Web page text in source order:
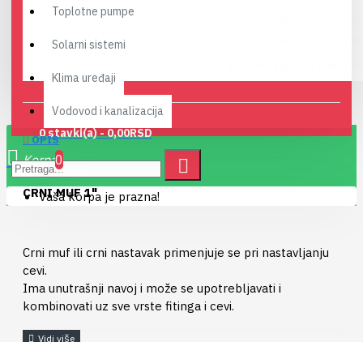
0 stavki(a) - 0,00RSD
0
Vaša korpa je prazna!
Toplotne pumpe
Solarni sistemi
Klima uređaji
Vodovod i kanalizacija
OPIS
CRNI MUF 1"
Crni muf ili crni nastavak primenjuje se pri nastavljanju
cevi.
Ima unutrašnji navoj i može se upotrebljavati i
kombinovati uz sve vrste fitinga i cevi.